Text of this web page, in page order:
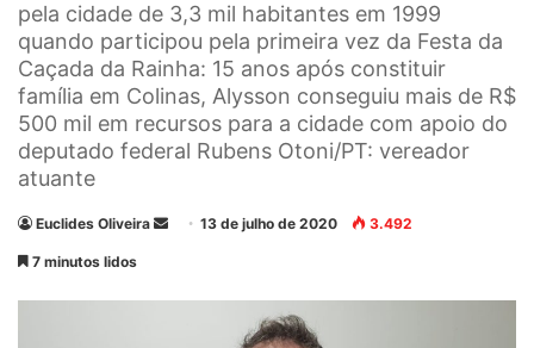
pela cidade de 3,3 mil habitantes em 1999
quando participou pela primeira vez da Festa da
Caçada da Rainha: 15 anos após constituir
família em Colinas, Alysson conseguiu mais de R$
500 mil em recursos para a cidade com apoio do
deputado federal Rubens Otoni/PT: vereador
atuante
Euclides Oliveira 13 de julho de 2020 3.492
7 minutos lidos